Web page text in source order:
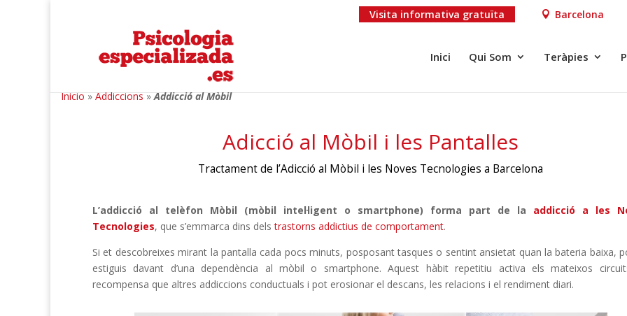
Visita informativa gratuïta Barcelona
Inici Qui Som Teràpies
Inicio»Addiccions»Addicció al Mòbil
Adicció al Mòbil i les Pantalles
Tractament de l’Adicció al Mòbil i les Noves Tecnologies a Barcelona
L’addicció al telèfon Mòbil (mòbil intel·ligent o smartphone) forma part de la addicció a les
Tecnologies, que s’emmarca dins delstrastorns addictius de comportament.
Si et descobreixes mirant la pantalla cada pocs minuts, posposant tasques o sentint ansietat quan la bateria baixa,
estiguis davant d’una dependència al mòbil o smartphone. Aquest hàbit repetitiu activa els mateixos
recompensa que altres addiccions conductuals i pot erosionar el descans, les relacions i el rendiment diari.